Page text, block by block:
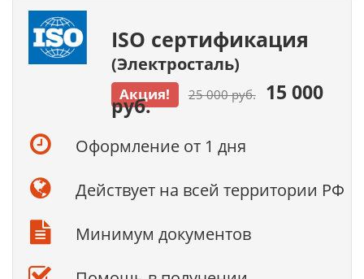
ISO сертификация
(Электросталь)
Акция! 25 000 руб.15 000
руб.
Оформление от 1 дня
Действует на всей территории РФ
Минимум документов